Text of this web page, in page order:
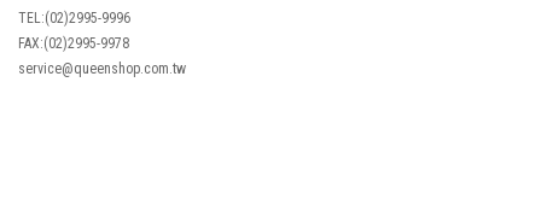
TEL:(02)2995-9996
FAX:(02)2995-9978
service@queenshop.com.tw